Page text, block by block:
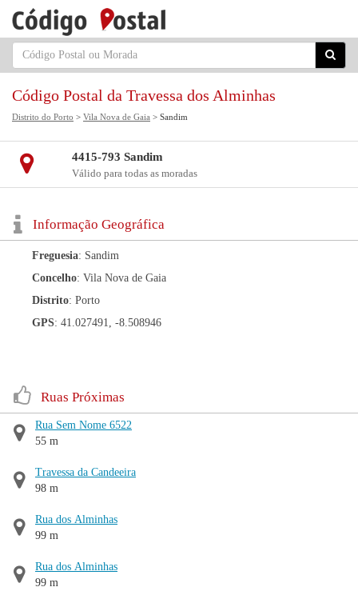
Código Postal da Travessa dos Alminhas
Distrito do Porto > Vila Nova de Gaia > Sandim
4415-793 Sandim
Válido para todas as moradas
Informação Geográfica
Freguesia: Sandim
Concelho: Vila Nova de Gaia
Distrito: Porto
GPS: 41.027491, -8.508946
Ruas Próximas
Rua Sem Nome 6522
55 m
Travessa da Candeeira
98 m
Rua dos Alminhas
99 m
Rua dos Alminhas
99 m